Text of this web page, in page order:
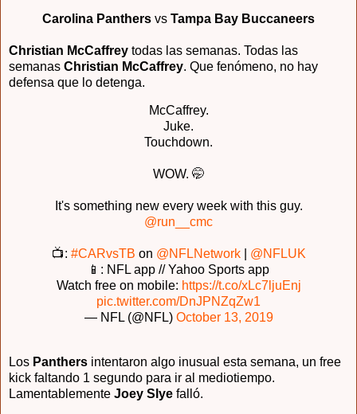
Carolina Panthers vs Tampa Bay Buccaneers
Christian McCaffrey todas las semanas. Todas las
semanas Christian McCaffrey. Que fenómeno, no hay
defensa que lo detenga.
McCaffrey.
Juke.
Touchdown.
WOW. 🤭
It's something new every week with this guy.
@run__cmc
📺: #CARvsTB on @NFLNetwork| @NFLUK
📱: NFL app // Yahoo Sports app
Watch free on mobile: https://t.co/xLc7ljuEnj
pic.twitter.com/DnJPNZqZw1
— NFL (@NFL) October 13, 2019
Los Panthers intentaron algo inusual esta semana, un free
kick faltando 1 segundo para ir al mediotiempo.
Lamentablemente Joey Slye falló.